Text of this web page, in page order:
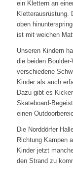
ein Klettern an
Kletterausrüstung.
oben
ist mit weichen
Unseren Kindern
die beiden
verschiedene
Kinder als auch
Dazu gibt es
Skateboard-
einen
Die Norddörfer
Richtung Kampen
Kinder jetzt
den Strand zu